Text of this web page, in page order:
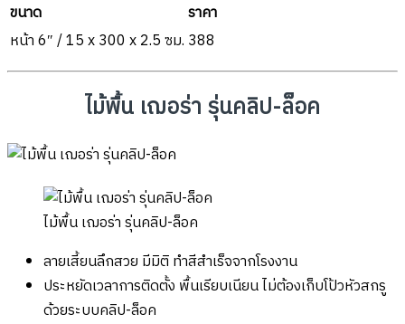
ขนาด
ราคา
หน้า 6″ / 15 x 300 x 2.5 ซม. 388
ไม้พื้น เฌอร่า รุ่นคลิป-ล็อค
ไม้พื้น เฌอร่า รุ่นคลิป-ล็อค
ลายเสี้ยนลึกสวย มีมิติ ทำสีสำเร็จจากโรงงาน
ประหยัดเวลาการติดตั้ง พื้นเรียบเนียน ไม่ต้องเก็บโป้วหัวสกรู
ด้วยระบบคลิป-ล็อค